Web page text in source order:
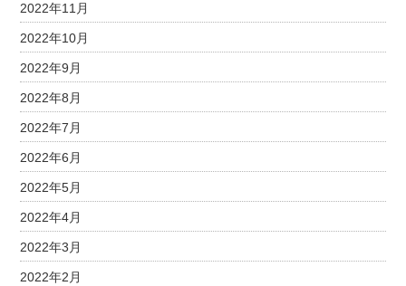
2022年11月
2022年10月
2022年9月
2022年8月
2022年7月
2022年6月
2022年5月
2022年4月
2022年3月
2022年2月